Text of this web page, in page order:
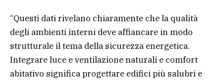
“Questi dati rivelano chiaramente che la qualità
degli ambienti interni deve affiancare in modo
strutturale il tema della sicurezza energetica.
Integrare luce e ventilazione naturali e comfort
abitativo significa progettare edifici più salubri e